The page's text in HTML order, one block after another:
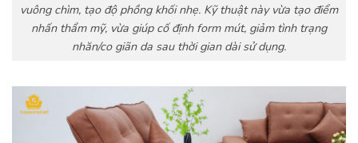
vuông chìm, tạo độ phồng khối nhẹ. Kỹ thuật này vừa tạo điểm
nhấn thẩm mỹ, vừa giúp cố định form mút, giảm tình trạng
nhăn/co giãn da sau thời gian dài sử dụng.